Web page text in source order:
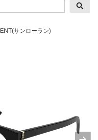
サンローラン)